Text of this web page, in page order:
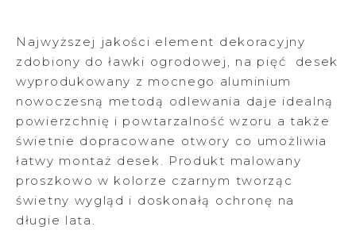
Najwyższej jakości element dekoracyjny
zdobiony do ławki ogrodowej, na pięć desek
wyprodukowany z mocnego aluminium
nowoczesną metodą odlewania daje idealną
powierzchnię i powtarzalność wzoru a także
świetnie dopracowane otwory co umożliwia
łatwy montaż desek. Produkt malowany
proszkowo w kolorze czarnym tworząc
świetny wygląd i doskonałą ochronę na
długie lata.